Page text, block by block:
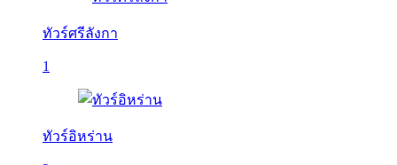
ทัวร์ศรีลังกา
1
ทัวร์อิหร่าน